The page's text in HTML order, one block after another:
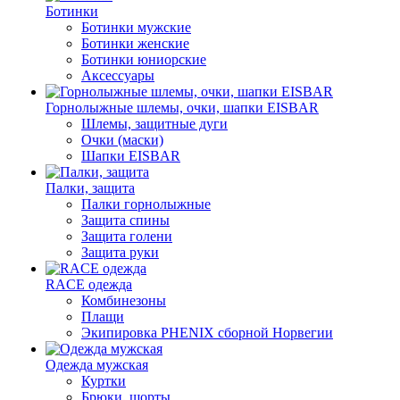
Ботинки
Ботинки мужские
Ботинки женские
Ботинки юниорские
Аксессуары
Горнолыжные шлемы, очки, шапки EISBAR
Шлемы, защитные дуги
Очки (маски)
Шапки EISBAR
Палки, защита
Палки горнолыжные
Защита спины
Защита голени
Защита руки
RACE одежда
Комбинезоны
Плащи
Экипировка PHENIX сборной Норвегии
Одежда мужская
Куртки
Брюки, шорты